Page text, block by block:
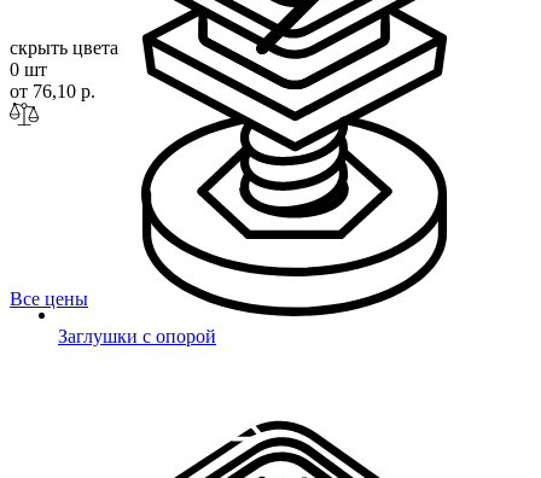
Заглушки с опорой
скрыть цвета
0 шт
от 76,10 р.
Все цены